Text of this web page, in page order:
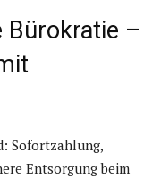
Bürokratie –
Sofortzahlung,
Entsorgung beim